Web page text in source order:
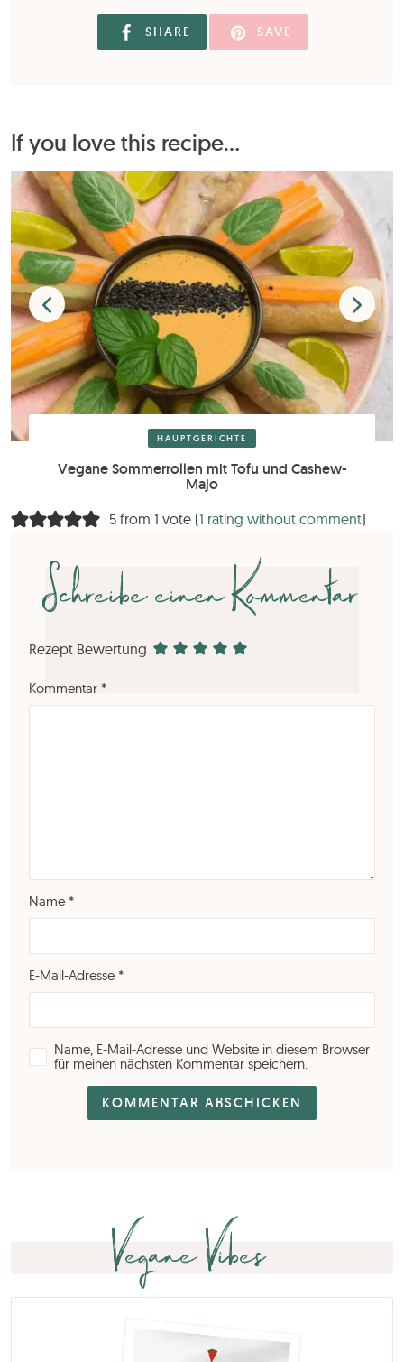
SHARE SAVE
If you love this recipe...
HAUPTGERICHTE
Vegane Sommerrollen mit Tofu und Cashew-
Majo
5 from 1 vote (1 rating without comment)
Schreibe einen Kommentar
Rezept Bewertung
Kommentar *
Name *
E-Mail-Adresse *
Name, E-Mail-Adresse und Website in diesem Browser
für meinen nächsten Kommentar speichern.
Vegane Vibes